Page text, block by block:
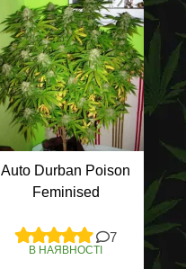
Auto Durban Poison
Feminised
7
В НАЯВНОСТІ